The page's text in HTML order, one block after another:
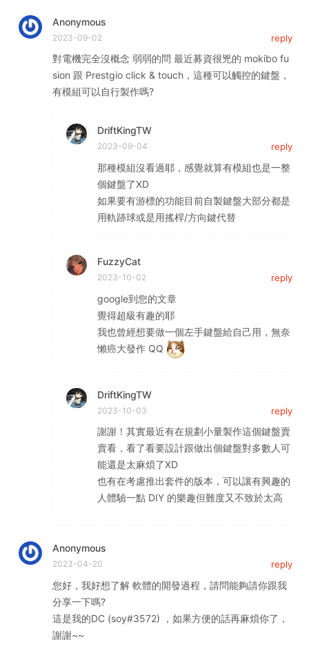
Anonymous
2023-09-02 reply
對電機完全沒概念 弱弱的問 最近募資很兇的 mokibo fu
sion 跟 Prestgio click & touch，這種可以觸控的鍵盤，
有模組可以自行製作嗎?
DriftKingTW
2023-09-04 reply
那種模組沒看過耶，感覺就算有模組也是一整
個鍵盤了XD
如果要有游標的功能目前自製鍵盤大部分都是
用軌跡球或是用搖桿/方向鍵代替
FuzzyCat
2023-10-02 reply
google到您的文章
覺得超級有趣的耶
我也曾經想要做一個左手鍵盤給自己用，無奈
懶癌大發作 QQ
DriftKingTW
2023-10-03 reply
謝謝！其實最近有在規劃小量製作這個鍵盤賣
賣看，看了看要設計跟做出個鍵盤對多數人可
能還是太麻煩了XD
也有在考慮推出套件的版本，可以讓有興趣的
人體驗一點 DIY 的樂趣但難度又不致於太高
Anonymous
2023-04-20 reply
您好，我好想了解 軟體的開發過程，請問能夠請你跟我
分享一下嗎?
這是我的DC (soy#3572) ，如果方便的話再麻煩你了，
謝謝~~